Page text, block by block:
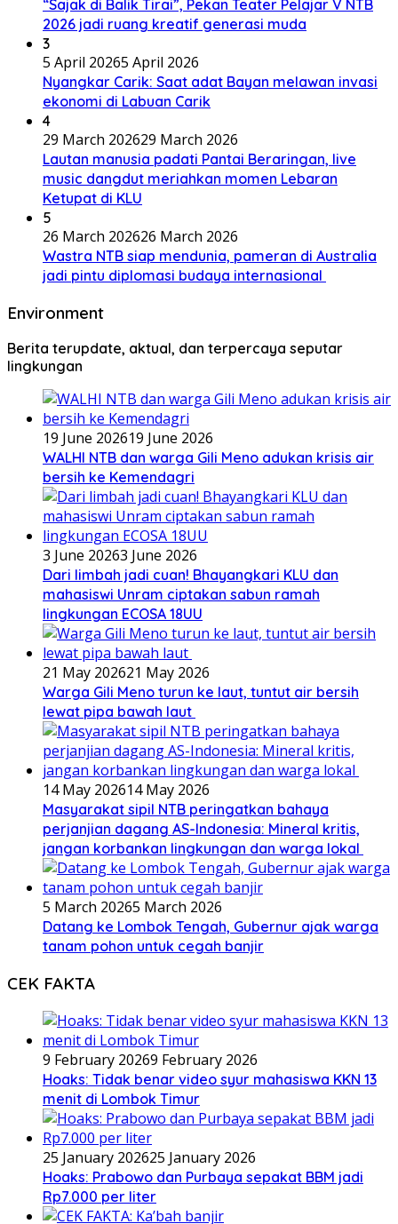
“Sajak di Balik Tirai”, Pekan Teater Pelajar V NTB
2026 jadi ruang kreatif generasi muda
3
5 April 20265 April 2026
Nyangkar Carik: Saat adat Bayan melawan invasi
ekonomi di Labuan Carik
4
29 March 202629 March 2026
Lautan manusia padati Pantai Beraringan, live
music dangdut meriahkan momen Lebaran
Ketupat di KLU
5
26 March 202626 March 2026
Wastra NTB siap mendunia, pameran di Australia
jadi pintu diplomasi budaya internasional
Environment
Berita terupdate, aktual, dan terpercaya seputar
lingkungan
19 June 202619 June 2026
WALHI NTB dan warga Gili Meno adukan krisis air
bersih ke Kemendagri
3 June 20263 June 2026
Dari limbah jadi cuan! Bhayangkari KLU dan
mahasiswi Unram ciptakan sabun ramah
lingkungan ECOSA 18UU
21 May 202621 May 2026
Warga Gili Meno turun ke laut, tuntut air bersih
lewat pipa bawah laut
14 May 202614 May 2026
Masyarakat sipil NTB peringatkan bahaya
perjanjian dagang AS-Indonesia: Mineral kritis,
jangan korbankan lingkungan dan warga lokal
5 March 20265 March 2026
Datang ke Lombok Tengah, Gubernur ajak warga
tanam pohon untuk cegah banjir
CEK FAKTA
9 February 20269 February 2026
Hoaks: Tidak benar video syur mahasiswa KKN 13
menit di Lombok Timur
25 January 202625 January 2026
Hoaks: Prabowo dan Purbaya sepakat BBM jadi
Rp7.000 per liter